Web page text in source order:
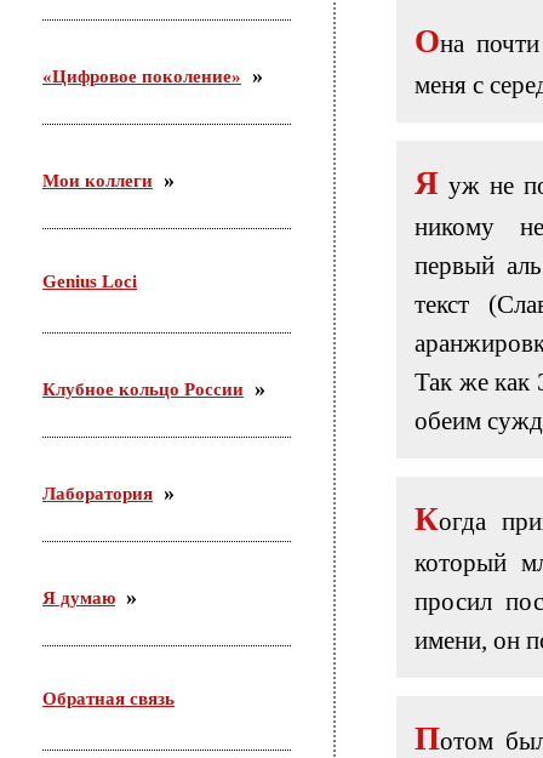
С 26 ноября по 3 декабря участвовала в российско-
германском форуме по неформальному
образованию в Академии неформального
образования «Хаус-ам-Майберг» (г.Хаппенхайм,
29 октября проводила семинар в Доме молодежи
Железнодорожного района г. Новосибирска. Тема:
«Актуальные подходы организации работы с
молодежью по месту жительства».
«Цифровое поколение»
Мои коллеги
Genius Loci
Клубное кольцо России
Лаборатория
Я думаю
Обратная связь
Она
меня с
Я уж не
никому
первый
текст
Так же как
обеим
Когда
который
просил
имени, он
Потом